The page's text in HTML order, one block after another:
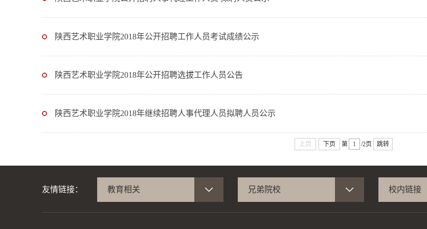
陕西艺术职业学院2018年公开招聘工作人员考试成绩公示
陕西艺术职业学院2018年公开招聘选拔工作人员公告
陕西艺术职业学院2018年继续招聘人事代理人员拟聘人员公示
上页 下页 第 /2页 跳转
友情链接： 教育相关 兄弟院校 校内链接